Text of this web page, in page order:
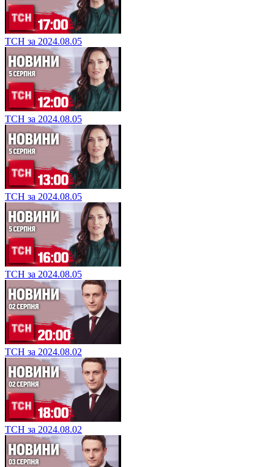
ТСН за 2024.08.05
ТСН за 2024.08.05
ТСН за 2024.08.05
ТСН за 2024.08.05
ТСН за 2024.08.02
ТСН за 2024.08.02